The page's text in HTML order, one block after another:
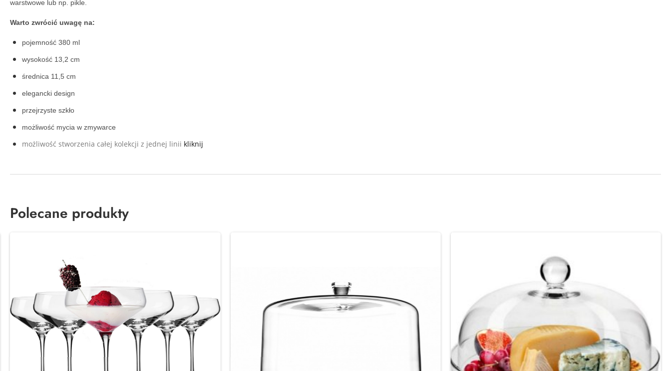
warstwowe lub np. pikle.
Warto zwrócić uwagę na:
pojemność 380 ml
wysokość 13,2 cm
średnica 11,5 cm
elegancki design
przejrzyste szkło
możliwość mycia w zmywarce
możliwość stworzenia całej kolekcji z jednej linii kliknij
Polecane produkty